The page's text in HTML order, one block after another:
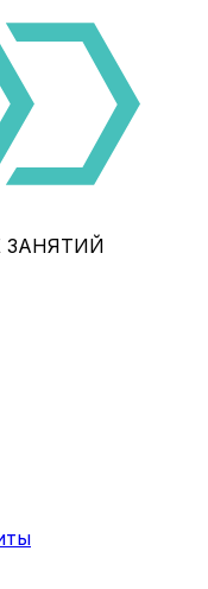
ЗАНЯТИЙ